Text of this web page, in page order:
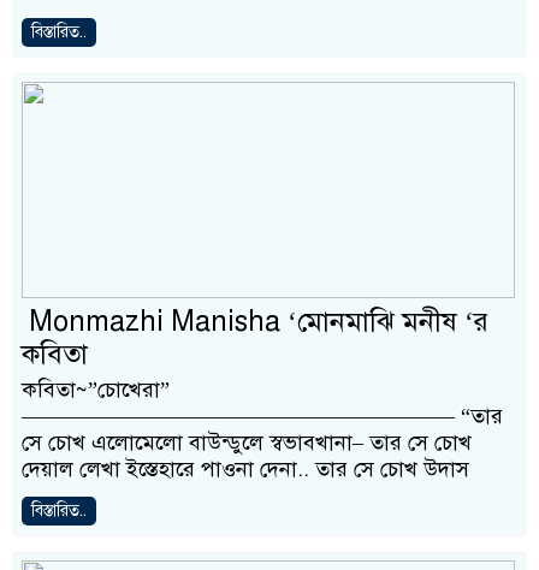
বিস্তারিত..
Monmazhi Manisha ‘মোনমাঝি মনীষ ‘র
কবিতা
কবিতা~”চোখেরা”
———————————————————— “তার
সে চোখ এলোমেলো বাউন্ডুলে স্বভাবখানা– তার সে চোখ
দেয়াল লেখা ইস্তেহারে পাওনা দেনা.. তার সে চোখ উদাস
বিস্তারিত..